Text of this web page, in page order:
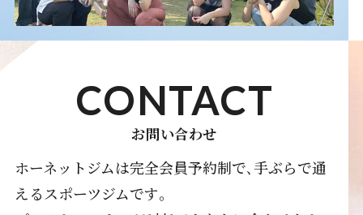
CONTACT
お問い合わせ
ホーネットジムは完全会員予約制で､手ぶらで通
えるスポーツジムです｡